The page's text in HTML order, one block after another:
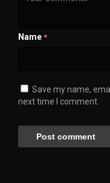
Name *
Save my name,
next time I comment.